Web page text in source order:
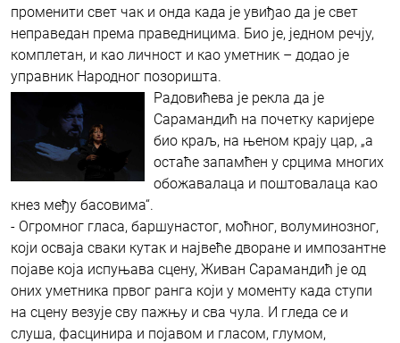
променити свет чак и онда када је увиђао да је свет
неправедан према праведницима. Био је, једном речју,
комплетан, и као личност и као уметник – додао је
управник Народног позоришта.
Радовићева је рекла да је
Сарамандић на почетку каријере
био краљ, на њеном крају цар, „а
остаће запамћен у срцима многих
обожавалаца и поштовалаца као
кнез међу басовима“.
- Огромног гласа, баршунастог, моћног, волуминозног,
који осваја сваки кутак и највеће дворане и импозантне
појаве која испуњава сцену, Живан Сарамандић је од
оних уметника првог ранга који у моменту када ступи
на сцену везује сву пажњу и сва чула. И гледа се и
слуша, фасцинира и појавом и гласом, глумом,